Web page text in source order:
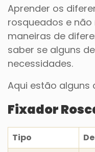
Aprender os
rosqueados e
maneiras de
saber se alguns
necessidades.
Aqui estão alguns
Fixador
Tipo